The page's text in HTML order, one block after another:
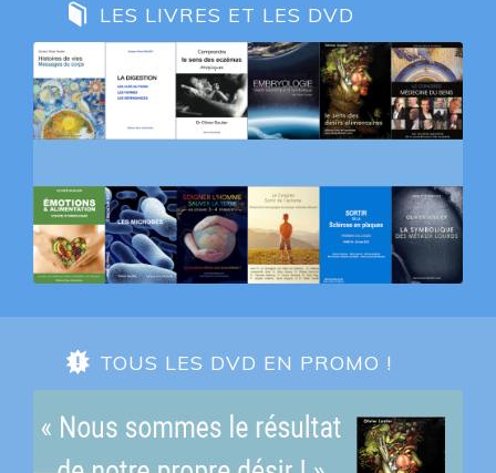
LES LIVRES ET LES DVD
TOUS LES DVD EN PROMO !